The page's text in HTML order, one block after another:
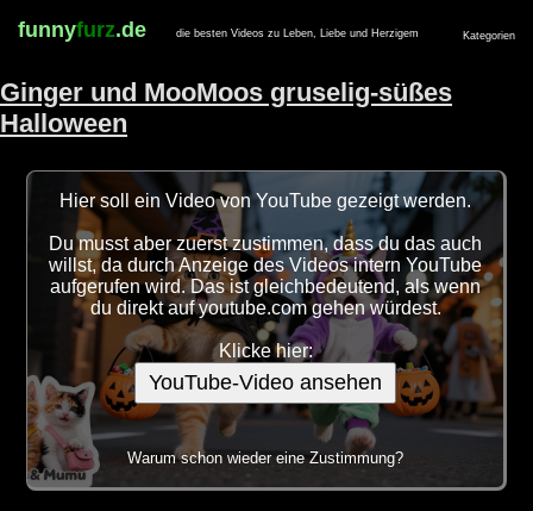
funnyfurz.de die besten Videos zu Leben, Liebe und Herzigem Kategorien
Ginger und MooMoos gruselig-süßes
Halloween
Hier soll ein Video von YouTube gezeigt werden.
Du musst aber zuerst zustimmen, dass du das auch
willst, da durch Anzeige des Videos intern YouTube
aufgerufen wird. Das ist gleichbedeutend, als wenn
du direkt auf youtube.com gehen würdest.
Klicke hier:
YouTube-Video ansehen
Warum schon wieder eine Zustimmung?